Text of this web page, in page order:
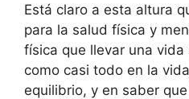
Está claro a esta altura
para la salud física y
física que llevar una
como casi todo en la
equilibrio, y en saber